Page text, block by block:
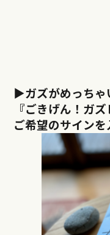
▶︎ガズがめっちゃ
『ごきげん！ガズ
ご希望のサインを